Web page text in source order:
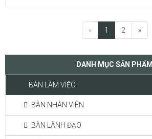
« 1 2 »
DANH MỤC SẢN PHẨM
BÀN LÀM VIỆC
BÀN NHÂN VIÊN
BÀN LÃNH ĐẠO